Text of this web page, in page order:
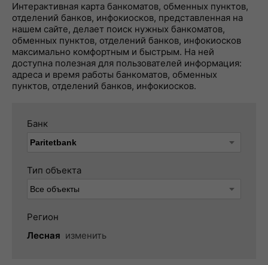
Интерактивная карта банкоматов, обменных пунктов,
отделений банков, инфокиосков, представленная на
нашем сайте, делает поиск нужных банкоматов,
обменных пунктов, отделений банков, инфокиосков
максимально комфортным и быстрым. На ней
доступна полезная для пользователей информация:
адреса и время работы банкоматов, обменных
пунктов, отделений банков, инфокиосков.
Банк
Тип объекта
Регион
Лесная изменить